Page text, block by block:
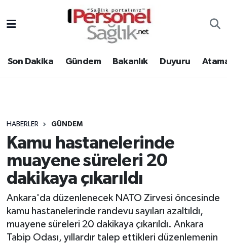
Son Dakika Gündem Bakanlık Duyuru
HABERLER GÜNDEM
Kamu hastanelerinde
muayene süreleri 20
dakikaya çıkarıldı
Ankara'da düzenlenecek NATO Zirvesi öncesinde
kamu hastanelerinde randevu sayıları azaltıldı,
muayene süreleri 20 dakikaya çıkarıldı. Ankara
Tabip Odası, yıllardır talep ettikleri düzenlemenin
Gündem
Atamalar
Mevzuat
Sendika
Kpss - Sınav
Nöbetçi Eczaneler
Hava Durumu
Tüm Manşetler
Son Dakika Haberleri
Haber Arşivi